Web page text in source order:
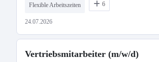
Flexible Arbeitszeiten 6
24.07.2026
Vertriebsmitarbeiter (m/w/d)